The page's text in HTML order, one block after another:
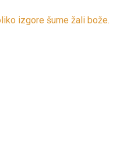
izgore šume žali bože.